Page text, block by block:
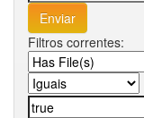
Filtros correntes: